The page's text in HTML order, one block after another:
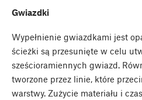
Gwiazdki
Wypełnienie gwiazdkami jest
ścieżki są przesunięte w celu
sześcioramiennych gwiazd.
tworzone przez linie, które
warstwy. Zużycie materiału i